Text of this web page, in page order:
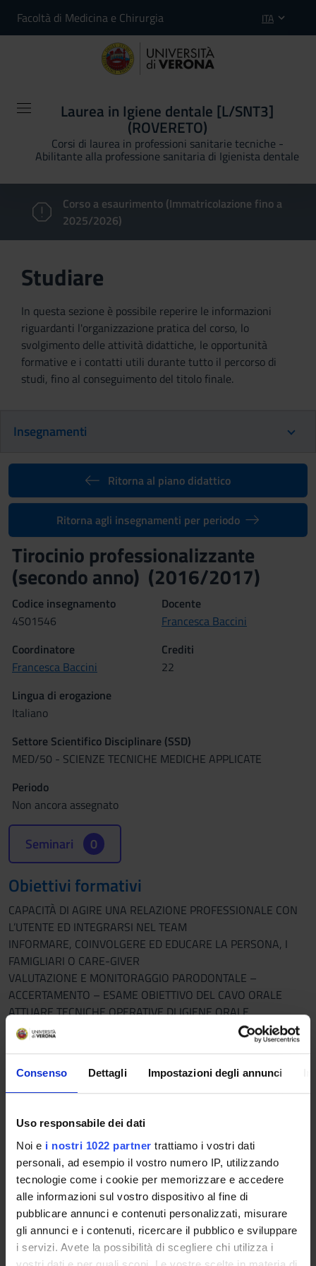
Consenso Dettagli Impostazioni degli annunci
Uso responsabile dei dati
Noi e i nostri 1022 partner trattiamo i vostri dati
personali, ad esempio il vostro numero IP, utilizzando
tecnologie come i cookie per memorizzare e accedere
alle informazioni sul vostro dispositivo al fine di
pubblicare annunci e contenuti personalizzati, misurare
gli annunci e i contenuti, ricercare il pubblico e sviluppare
i servizi. Avete la possibilità di scegliere chi utilizza i
Facoltà di Medicina e Chirurgia ITA
Laurea in Igiene dentale [L/SNT3]
(ROVERETO)
Corsi di laurea in professioni sanitarie tecniche -
Abilitante alla professione sanitaria di Igienista dentale
Corso a esaurimento (Immatricolazione fino a
2025/2026)
Studiare
In questa sezione è possibile reperire le informazioni
riguardanti l'organizzazione pratica del corso, lo
svolgimento delle attività didattiche, le opportunità
formative e i contatti utili durante tutto il percorso di
studi, fino al conseguimento del titolo finale.
Insegnamenti
Ritorna al piano didattico
Ritorna agli insegnamenti per periodo
Tirocinio professionalizzante
(secondo anno) (2016/2017)
Codice insegnamento
4S01546
Docente
Francesca Baccini
Coordinatore
Francesca Baccini
Crediti
22
Lingua di erogazione
Italiano
Settore Scientifico Disciplinare (SSD)
MED/50 - SCIENZE TECNICHE MEDICHE APPLICATE
Periodo
Non ancora assegnato
Seminari 0
Obiettivi formativi
CAPACITÀ DI AGIRE UNA RELAZIONE PROFESSIONALE CON
L’UTENTE ED INTEGRARSI NEL TEAM
INFORMARE, COINVOLGERE ED EDUCARE LA PERSONA, I
FAMIGLIARI O CARE-GIVER
VALUTAZIONE E MONITORAGGIO PARODONTALE –
ACCERTAMENTO – ESAME OBIETTIVO DEL CAVO ORALE
ATTUARE TECNICHE OPERATIVE DI IGIENE ORALE
PROFESSIONALE
Programma
CAPACITÀ DI AGIRE UNA RELAZIONE PROFESSIONALE CON
- Comportamento professionale (Codice di comportamento
dello studente - Consensus conference 2010)
- Assume uno standard professionale adeguato al ruolo di
studente universitario e un ruolo attivo nel piano di
autoapprendimento e nel proprio percorso formativo
- Dimostra capacità relazionali e collaborative con il gruppo di
studenti e gli operatori della sede di tirocinio (lavorare in team
e nel gruppo studenti)
- Stabilire e mantenere una relazione comunicazione per